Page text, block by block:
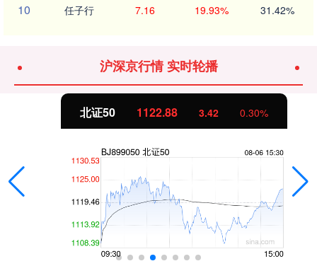
10 任子行 7.16 19.93% 31.42%
沪深京行情 实时轮播
北证50 1122.88 3.42 0.30%